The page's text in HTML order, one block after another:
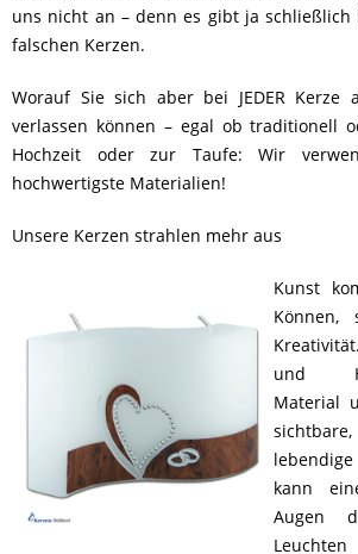
uns nicht an – denn es gibt ja
falschen Kerzen.
Worauf Sie sich aber bei JEDER Kerze
verlassen können – egal ob traditionell
Hochzeit oder zur Taufe: Wir
hochwertigste Materialien!
Unsere Kerzen strahlen mehr aus
Kunst
Können,
und
Material
kann
Augen